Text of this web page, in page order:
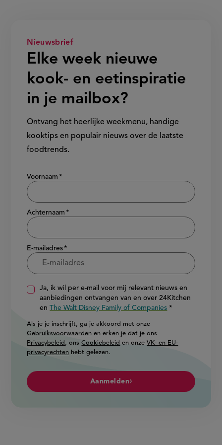
Nieuwsbrief
Elke week nieuwe
kook- en eetinspiratie
in je mailbox?
Ontvang het heerlijke weekmenu, handige
kooktips en populair nieuws over de laatste
foodtrends.
Show/hide
Voornaam
Achternaam
E-mailadres
Ja, ik wil per e-mail voor mij relevant nieuws en
aanbiedingen ontvangen van en over 24Kitchen
enThe Walt Disney Family of Companies
Als je je inschrijft, ga je akkoord met onze
Gebruiksvoorwaarden en erken je dat je ons
Privacybeleid , onsCookiebeleid en onzeVK- en EU-
privacyrechten hebt gelezen.
Aanmelden